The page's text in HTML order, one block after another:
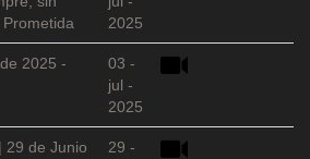
2025
2025 -
03 -
jul -
2025
29 de Junio
29 -